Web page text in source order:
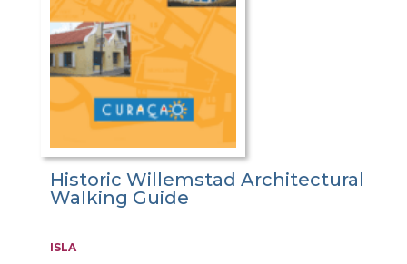
Historic Willemstad Architectural
Walking Guide
ISLA